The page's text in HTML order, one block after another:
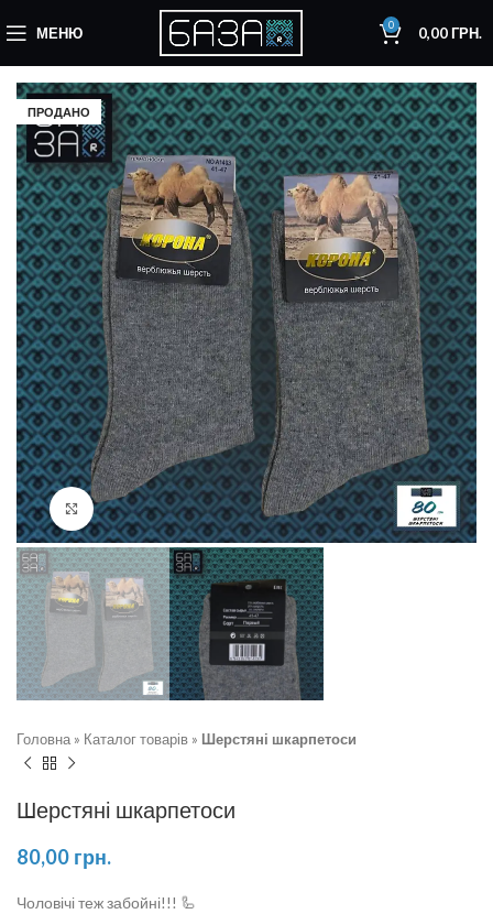
МЕНЮ 0 0,00ГРН.
ПРОДАНО
Натисніть, щоб збільшити
Головна » Каталог товарів » Шерстяні шкарпетоси
Шерстяні шкарпетоси
80,00 грн.
Чоловічі теж забойні!!! 🦾